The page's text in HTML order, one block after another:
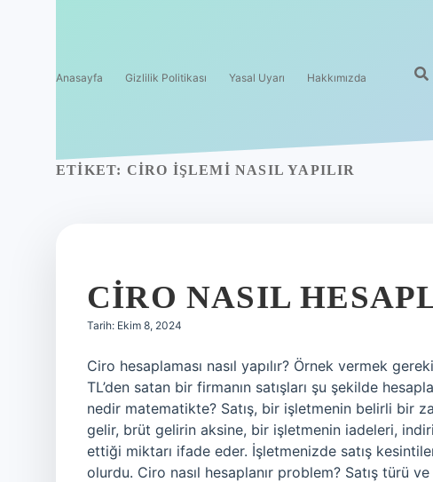
Anasayfa Gizlilik Politikası Yasal Uyarı Hakkımızda
ETIKET: CIRO IŞLEMI NASIL YAPILIR
CIRO NASIL
Tarih: Ekim 8, 2024
Ciro hesaplaması nasıl yapılır? Örnek vermek
TL’den satan bir firmanın satışları şu şekilde
nedir matematikte? Satış, bir işletmenin belirli bir
gelir, brüt gelirin aksine, bir işletmenin iadeleri,
ettiği miktarı ifade eder. İşletmenizde satış
olurdu. Ciro nasıl hesaplanır problem? Satış türü